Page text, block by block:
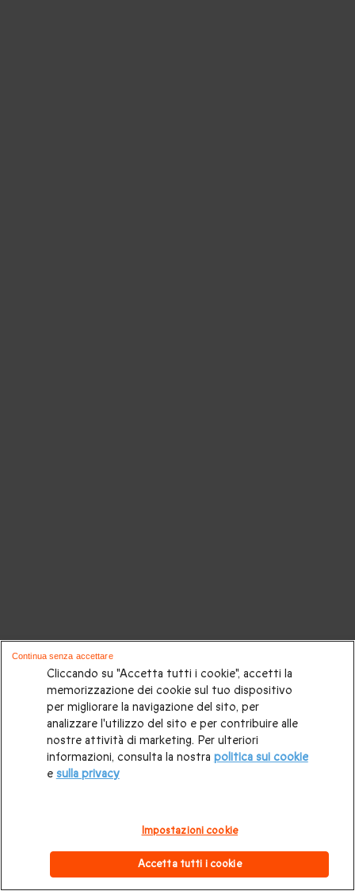
Cliccando su "Accetta tutti i cookie", accetti la
memorizzazione dei cookie sul tuo dispositivo
per migliorare la navigazione del sito, per
analizzare l'utilizzo del sito e per contribuire alle
nostre attività di marketing. Per ulteriori
informazioni, consulta la nostra politica sui cookie
e sulla privacy
Impostazioni cookie
Accetta tutti i cookie
Continua senza accettare